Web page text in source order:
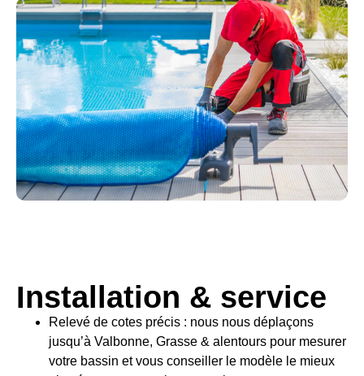
Installation & service
Relevé de cotes précis : nous nous déplaçons
jusqu’à Valbonne, Grasse & alentours pour mesurer
votre bassin et vous conseiller le modèle le mieux